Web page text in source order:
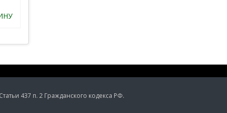
437 п. 2 Гражданского кодекса РФ.